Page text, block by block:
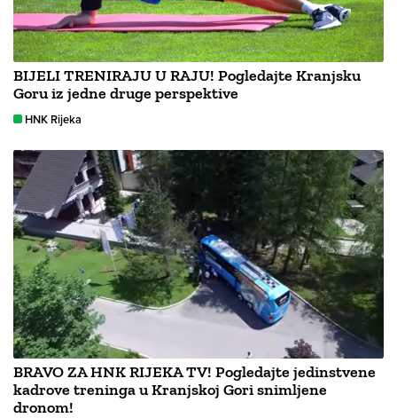
BIJELI TRENIRAJU U RAJU! Pogledajte Kranjsku
Goru iz jedne druge perspektive
HNK Rijeka
BRAVO ZA HNK RIJEKA TV! Pogledajte jedinstvene
kadrove treninga u Kranjskoj Gori snimljene
dronom!